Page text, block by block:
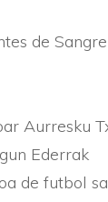
de
Aurresku
Ederrak
de futbol